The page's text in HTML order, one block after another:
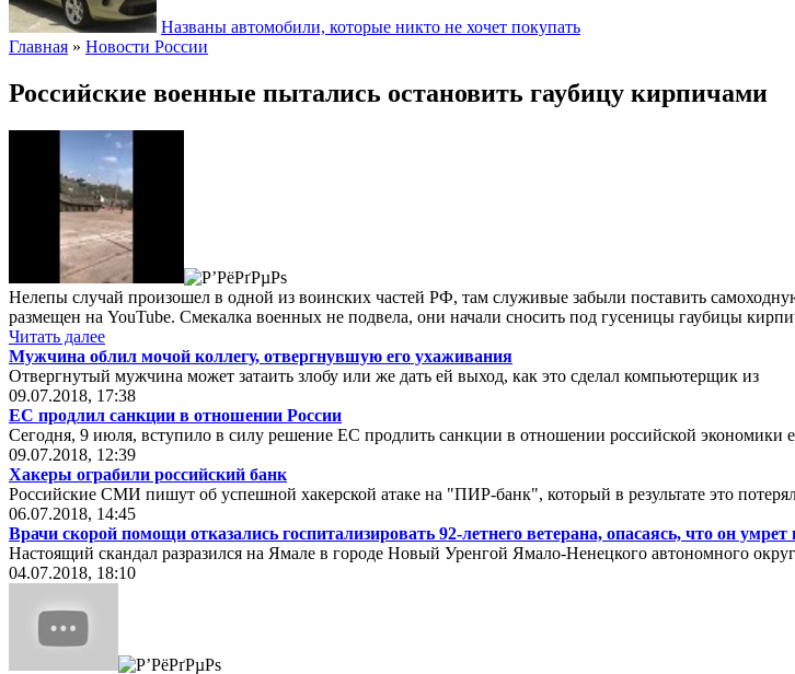
Названы автомобили, которые никто не хочет покупать
Главная » Новости России
Российские военные пытались остановить гаубицу кирпичами
Нелепы случай произошел в одной из воинских частей РФ, там служивые забыли поставить
размещен на YouTube. Смекалка военных не подвела, они начали сносить под гусеницы гаубицы
Читать далее
Мужчина облил мочой коллегу, отвергнувшую его ухаживания
Отвергнутый мужчина может затаить злобу или же дать ей выход, как это сделал компьютерщик из
09.07.2018, 17:38
ЕС продлил санкции в отношении России
Сегодня, 9 июля, вступило в силу решение ЕС продлить санкции в отношении российской экономики
09.07.2018, 12:39
Хакеры ограбили российский банк
Российские СМИ пишут об успешной хакерской атаке на "ПИР-банк", который в результате это
06.07.2018, 14:45
Врачи скорой помощи отказались госпитализировать 92-летнего ветерана, опасаясь, что он умрет
Настоящий скандал разразился на Ямале в городе Новый Уренгой Ямало-Ненецкого автономного
04.07.2018, 18:10